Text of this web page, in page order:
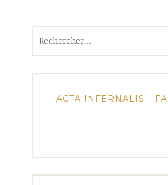
ACTA INFERNALIS –